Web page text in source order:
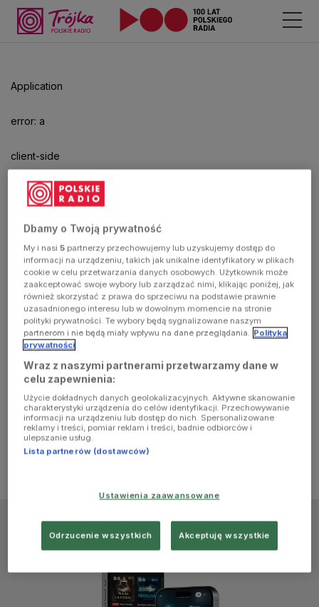
Application
error: a
client-side
exception
has
occurred
(see the
browser
console for
more
information)
aby
odtwarzać.
Dbamy o Twoją prywatność
My i nasi5 partnerzy przechowujemy lub uzyskujemy dostęp do
informacji na urządzeniu, takich jak unikalne identyfikatory w plikach
cookie w celu przetwarzania danych osobowych. Użytkownik może
zaakceptować swoje wybory lub zarządzać nimi, klikając poniżej, jak
również skorzystać z prawa do sprzeciwu na podstawie prawnie
uzasadnionego interesu lub w dowolnym momencie na stronie
polityki prywatności. Te wybory będą sygnalizowane naszym
partnerom i nie będą miały wpływu na dane przeglądania. Polityka
prywatności
Wraz z naszymi partnerami przetwarzamy dane w
celu zapewnienia:
Użycie dokładnych danych geolokalizacyjnych. Aktywne skanowanie
charakterystyki urządzenia do celów identyfikacji. Przechowywanie
informacji na urządzeniu lub dostęp do nich. Spersonalizowane
reklamy i treści, pomiar reklam i treści, badnie odbiorców i
ulepszanie usług.
Lista partnerów (dostawców)
Ustawienia zaawansowane
Odrzucenie wszystkich Akceptuję wszystkie